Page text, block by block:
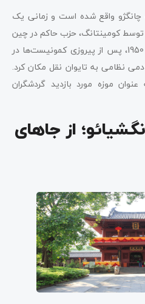
چانگژو واقع شده است و زمانی یک
مدرسه نظامی بود، در سال 1924 توسط کومینتانگ، حزب حاکم در چین
در آن زمان، افتتاح شد. در سال 1950، پس از پیروزی کمونیست‌ها در
نظامی به تایوان نقل مکان کرد.
موزه مورد بازدید گردشگران
از جاهای